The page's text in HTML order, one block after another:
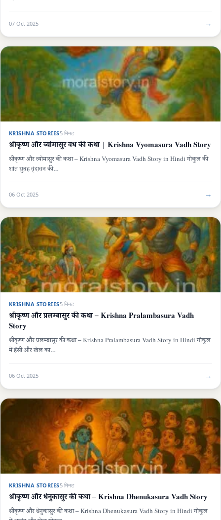
07 Oct 2025 →
KRISHNA STORIES5 मिनट
श्रीकृष्ण और व्योमासुर वध की कथा | Krishna Vyomasura Vadh Story
श्रीकृष्ण और व्योमासुर की कथा – Krishna Vyomasura Vadh Story in Hindi गोकुल की
शांत सुबह वृंदावन की…
06 Oct 2025 →
KRISHNA STORIES5 मिनट
श्रीकृष्ण और प्रलम्बासुर की कथा – Krishna Pralambasura Vadh
Story
श्रीकृष्ण और प्रलम्बासुर की कथा – Krishna Pralambasura Vadh Story in Hindi गोकुल
में हँसी और खेल का…
06 Oct 2025 →
KRISHNA STORIES5 मिनट
श्रीकृष्ण और धेनुकासुर की कथा – Krishna Dhenukasura Vadh Story
श्रीकृष्ण और धेनुकासुर की कथा – Krishna Dhenukasura Vadh Story in Hindi गोकुल